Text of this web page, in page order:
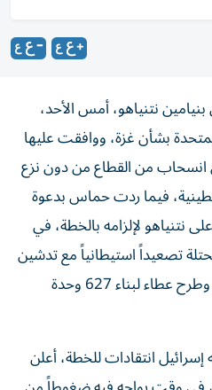
نتنياهو، أمس الأحد،
بشأن غزة، ووافقت عليها
من القطاع من دون نزع
فيما ردت حماس بدعوة
نتنياهو لإلزامه بالخطة، في
تصعيداً استيطانياً مع تدشين
مستوطنة جديدة قرب جنين، وطرح عطاء لبناء 627 وحدة
انتقادات للخطة، أعلن